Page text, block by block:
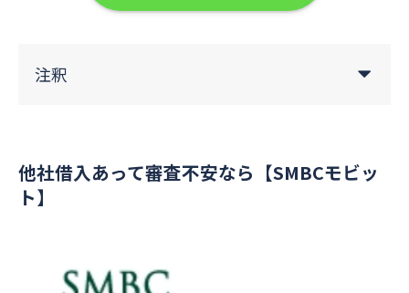
注釈
他社借入あって審査不安なら【SMBCモビッ
ト】